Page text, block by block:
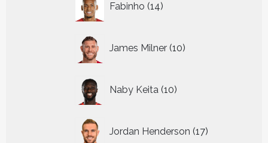
Fabinho 14
producten
James Milner 10
producten
Naby Keita 10
producten
Jordan Henderson 17
producten